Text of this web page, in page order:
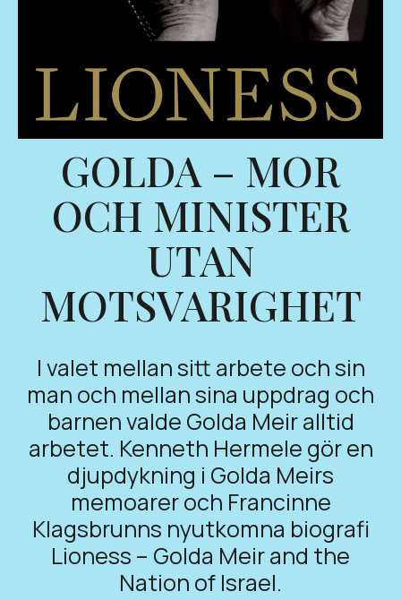
GOLDA – MOR
OCH MINISTER
UTAN
MOTSVARIGHET
I valet mellan sitt arbete och sin
man och mellan sina uppdrag och
barnen valde Golda Meir alltid
arbetet. Kenneth Hermele gör en
djupdykning i Golda Meirs
memoarer och Francinne
Klagsbrunns nyutkomna biografi
Lioness – Golda Meir and the
Nation of Israel.